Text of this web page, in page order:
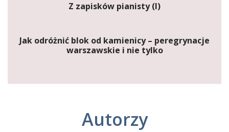
Z zapisków pianisty (I)
Jak odróżnić blok od kamienicy – peregrynacje
warszawskie i nie tylko
Autorzy